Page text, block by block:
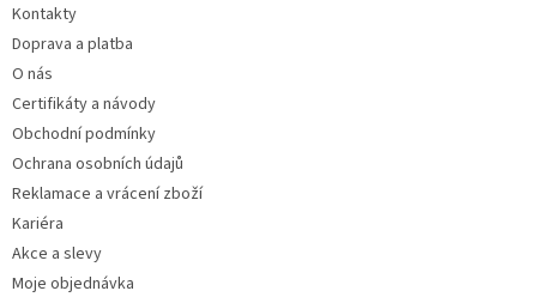
Kontakty
Doprava a platba
O nás
Certifikáty a návody
Obchodní podmínky
Ochrana osobních údajů
Reklamace a vrácení zboží
Kariéra
Akce a slevy
Moje objednávka